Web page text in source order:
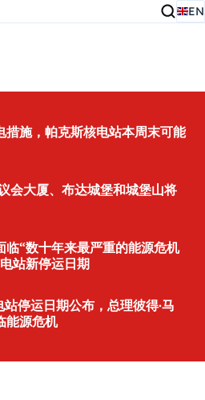
EN
措施，帕克斯核电站本周末可能
会大厦、布达城堡和城堡山将
临“数十年来最严重的能源危机
站新停运日期
停运日期公布，总理彼得·马
能源危机